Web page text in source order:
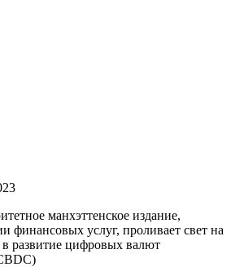
манхэттенское издание,
финансовых услуг, проливает свет на
развитие цифровых валют